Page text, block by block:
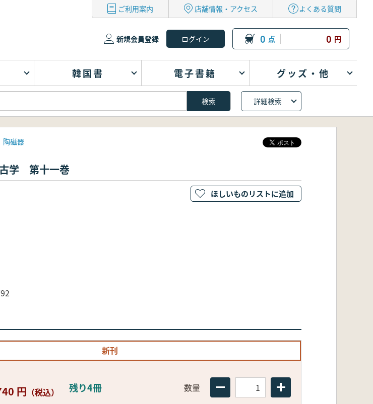
ご利用案内 店舗情報・アクセス よくある質問
新規会員登録 0 点 0 円
韓国書 電子書籍 グッズ・他
詳細検索
陶磁器
学 第十一巻
新刊
円 （税込） 残り4冊 数量
ほしいものリストに追加